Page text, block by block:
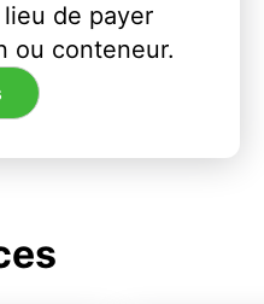
de payer
ou conteneur.